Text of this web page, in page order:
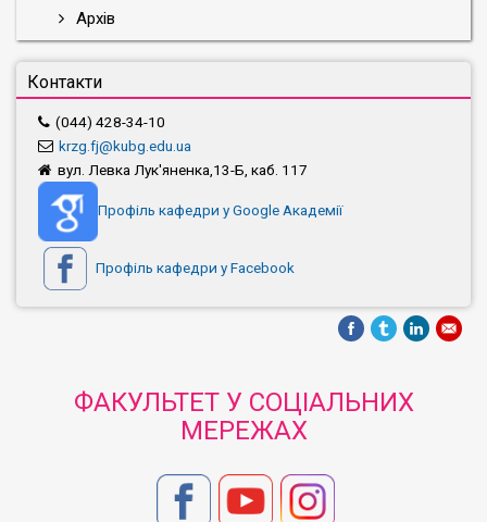
Архів
Контакти
(044) 428-34-10
krzg.fj@kubg.edu.ua
вул. Левка Лук'яненка,13-Б, каб. 117
Профіль кафедри у Google Академії
Профіль кафедри у Facebook
ФАКУЛЬТЕТ У СОЦІАЛЬНИХ
МЕРЕЖАХ